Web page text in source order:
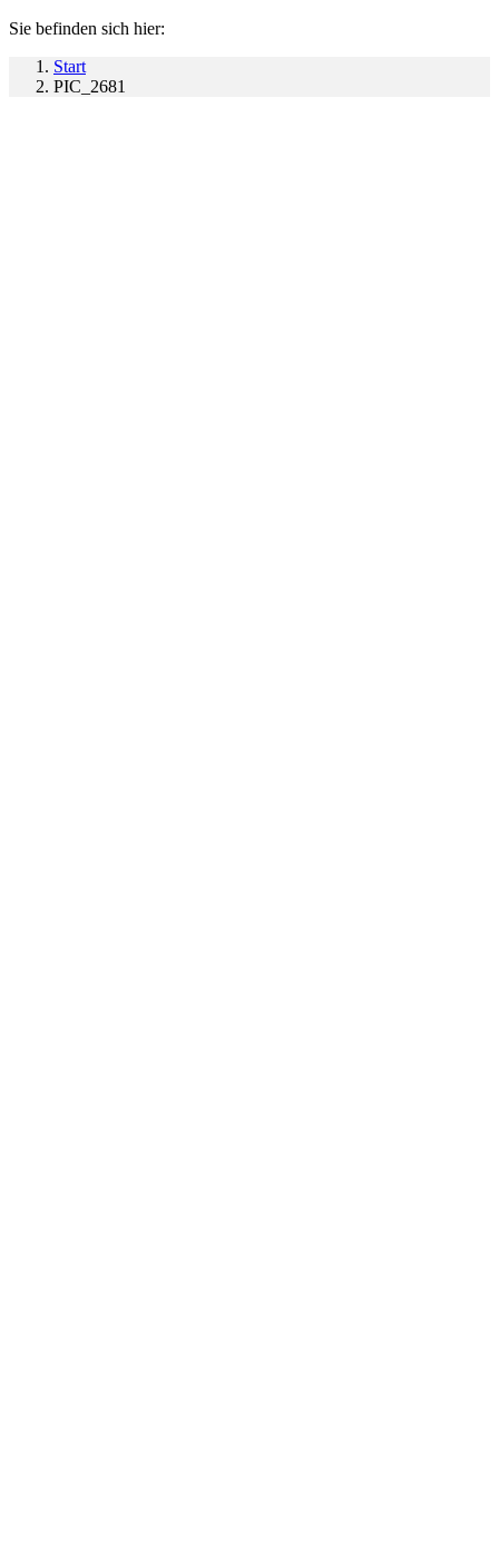
Sie befinden sich hier:
Start
PIC_2681